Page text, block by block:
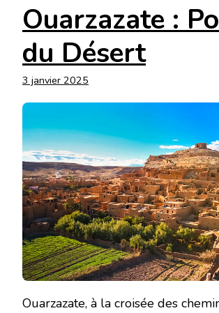
Ouarzazate :
du Désert
3 janvier 2025
Ouarzazate, à la croisée des